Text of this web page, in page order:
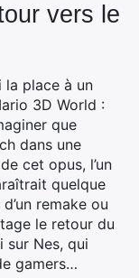
vers le
la place à un
3D World :
que
dans une
cet opus, l’un
quelque
remake ou
le retour du
sur Nes, qui
gamers…